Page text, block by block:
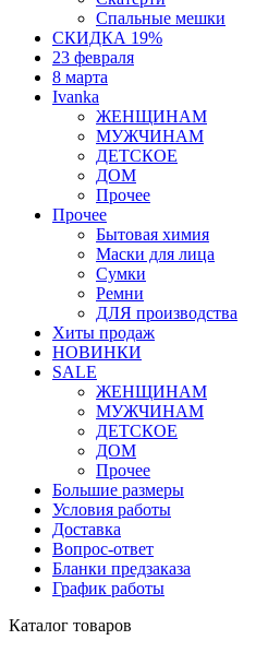
Спальные мешки
СКИДКА 19%
23 февраля
8 марта
Ivanka
ЖЕНЩИНАМ
МУЖЧИНАМ
ДЕТСКОЕ
ДОМ
Прочее
Прочее
Бытовая химия
Маски для лица
Сумки
Ремни
ДЛЯ производства
Хиты продаж
НОВИНКИ
SALE
ЖЕНЩИНАМ
МУЖЧИНАМ
ДЕТСКОЕ
ДОМ
Прочее
Большие размеры
Условия работы
Доставка
Вопрос-ответ
Бланки предзаказа
График работы
Каталог товаров